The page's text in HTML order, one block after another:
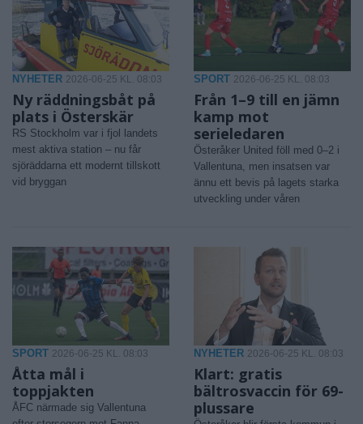
NYHETER 2026-06-25 KL. 08:03
Ny räddningsbåt på
plats i Österskär
RS Stockholm var i fjol landets
mest aktiva station – nu får
sjöräddarna ett modernt tillskott
vid bryggan
SPORT 2026-06-25 KL. 08:03
Från 1–9 till en jämn
kamp mot
serieledaren
Österåker United föll med 0–2 i
Vallentuna, men insatsen var
ännu ett bevis på lagets starka
utveckling under våren
SPORT 2026-06-25 KL. 08:03
Åtta mål i
toppjakten
ÅFC närmade sig Vallentuna
NYHETER 2026-06-25 KL. 08:03
Klart: gratis
bältrosvaccin för 69-
plussare